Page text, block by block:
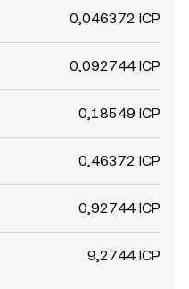
0,046372 ICP
0,092744 ICP
0,18549 ICP
0,46372 ICP
0,92744 ICP
9,2744 ICP